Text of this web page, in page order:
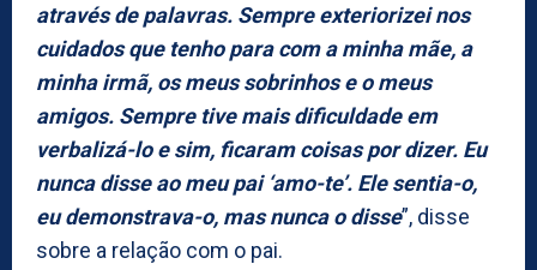
através de palavras. Sempre exteriorizei nos
cuidados que tenho para com a minha mãe, a
minha irmã, os meus sobrinhos e o meus
amigos. Sempre tive mais dificuldade em
verbalizá-lo e sim, ficaram coisas por dizer. Eu
nunca disse ao meu pai ‘amo-te’. Ele sentia-o,
eu demonstrava-o, mas nunca o disse”, disse
sobre a relação com o pai.